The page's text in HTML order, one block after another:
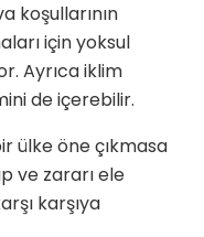
koşullarının
için yoksul
Ayrıca iklim
de içerebilir.
ülke öne çıkmasa
ve zararı ele
karşıya